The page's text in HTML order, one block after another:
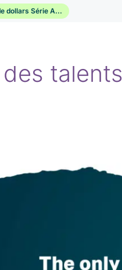
dollars Série A...